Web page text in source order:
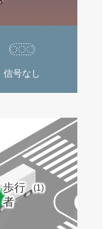
信号なし
歩行
者
(1)